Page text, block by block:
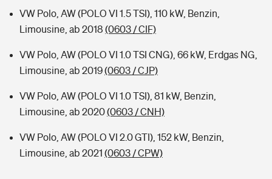
VW Polo, AW (POLO VI 1.5 TSI), 110 kW, Benzin,
Limousine, ab 2018 (0603 / CIF)
VW Polo, AW (POLO VI 1.0 TSI CNG), 66 kW, Erdgas NG,
Limousine, ab 2019(0603 / CJP)
VW Polo, AW (POLO VI 1.0 TSI), 81 kW, Benzin,
Limousine, ab 2020(0603 / CNH)
VW Polo, AW (POLO VI 2.0 GTI), 152 kW, Benzin,
Limousine, ab 2021 (0603 / CPW)